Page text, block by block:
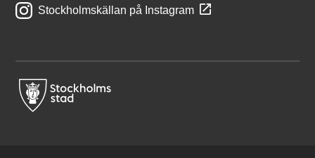
Stockholmskällan på Instagram